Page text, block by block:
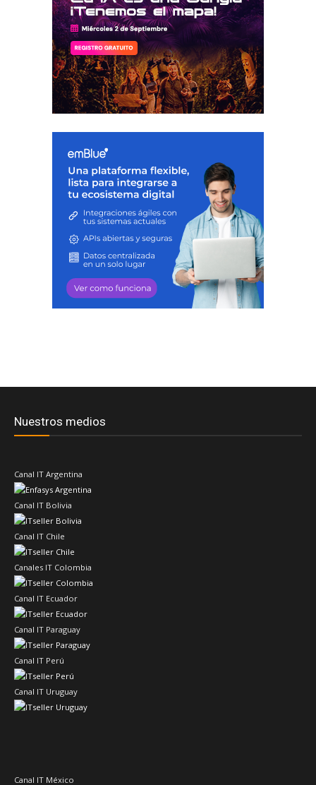
Nuestros medios
Canal IT Argentina
Canal IT Bolivia
Canal IT Chile
Canales IT Colombia
Canal IT Ecuador
Canal IT Paraguay
Canal IT Perú
Canal IT Uruguay
Canal IT México